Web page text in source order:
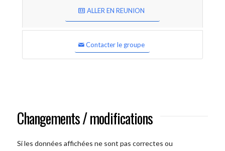
ALLER EN REUNION
Contacter le groupe
Changements / modifications
Si les données affichées ne sont pas correctes ou